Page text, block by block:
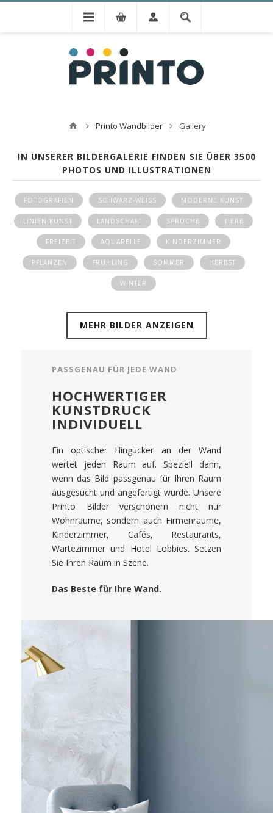
Printo Wandbilder Gallery
IN UNSERER BILDERGALERIE FINDEN SIE ÜBER 3500
PHOTOS UND ILLUSTRATIONEN
FOTOGRAFIEN SCHWARZ-WEISS MODERNE KUNST
LINIEN KUNST LANDSCHAFT SPRÜCHE TIERE
FREIZEIT AQUARELLE KINDERZIMMER
PFLANZEN FRÜHLING SOMMER HERBST
WINTER
MEHR BILDER ANZEIGEN
PASSGENAU FÜR JEDE WAND
HOCHWERTIGER
KUNSTDRUCK
INDIVIDUELL
Ein optischer Hingucker an der Wand
wertet jeden Raum auf. Speziell dann,
wenn das Bild passgenau für Ihren Raum
ausgesucht und angefertigt wurde. Unsere
Printo Bilder verschönern nicht nur
Wohnräume, sondern auch Firmenräume,
Kinderzimmer, Cafés, Restaurants,
Wartezimmer und Hotel Lobbies. Setzen
Sie Ihren Raum in Szene.
Das Beste für Ihre Wand.